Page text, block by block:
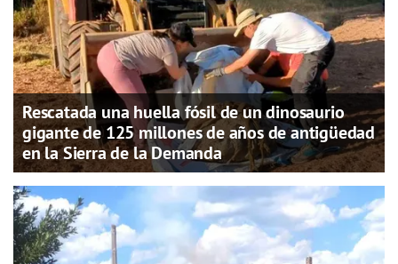
Rescatada una huella fósil de un dinosaurio
gigante de 125 millones de años de antigüedad
en la Sierra de la Demanda